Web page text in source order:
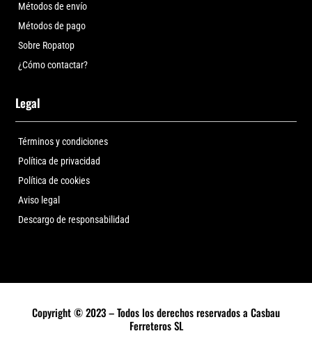
Métodos de envío
Métodos de pago
Sobre Ropatop
¿Cómo contactar?
Legal
Términos y condiciones
Política de privacidad
Política de cookies
Aviso legal
Descargo de responsabilidad
Copyright © 2023 – Todos los derechos reservados a Casbau
Ferreteros SL